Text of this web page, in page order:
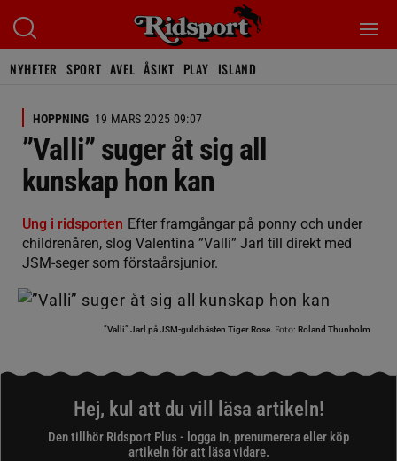
NYHETER SPORT AVEL ÅSIKT PLAY ISLAND
HOPPNING 19 MARS 2025 09:07
”Valli” suger åt sig all
kunskap hon kan
Ung i ridsporten Efter framgångar på ponny och under
childrenåren, slog Valentina ”Valli” Jarl till direkt med
JSM-seger som förstaårsjunior.
”Valli” Jarl på JSM-guldhästen Tiger Rose. Foto: Roland Thunholm
Hej, kul att du vill läsa artikeln!
Den tillhör Ridsport Plus - logga in, prenumerera eller köp
artikeln för att läsa vidare.